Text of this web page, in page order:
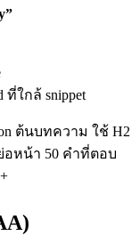
ที่ใกล้ snippet
ต้นบทความ ใช้ H2
อหน้า 50 คำที่ตอบ